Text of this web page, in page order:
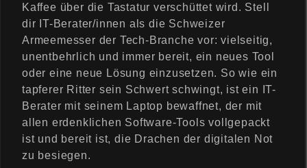
nd
un
ge
n
Kaffee über die Tastatur verschüttet wird. Stell
dir IT-Berater/innen als die Schweizer
Armeemesser der Tech-Branche vor: vielseitig,
unentbehrlich und immer bereit, ein neues Tool
oder eine neue Lösung einzusetzen. So wie ein
tapferer Ritter sein Schwert schwingt, ist ein IT-
Berater mit seinem Laptop bewaffnet, der mit
allen erdenklichen Software-Tools vollgepackt
ist und bereit ist, die Drachen der digitalen Not
zu besiegen.